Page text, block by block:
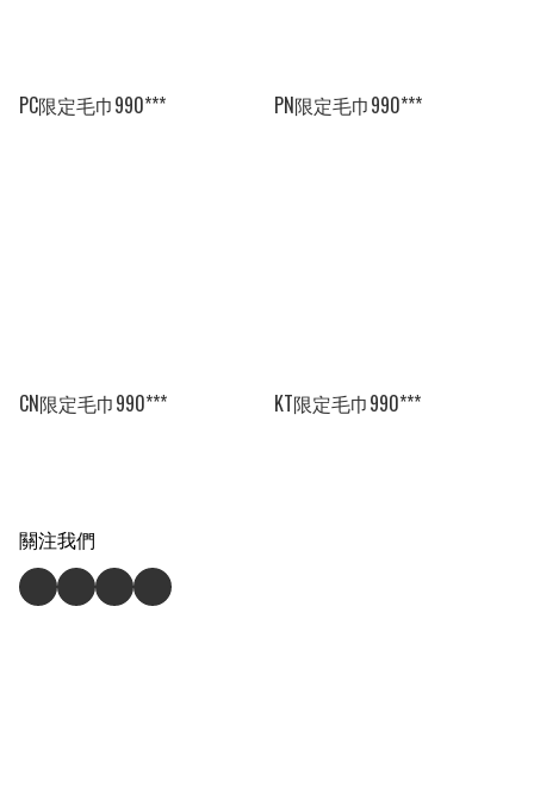
PC限定毛巾990*** PN限定毛巾990***
CN限定毛巾990*** KT限定毛巾990***
關注我們